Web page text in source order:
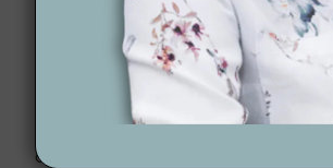
dopracowany w najmniejszych